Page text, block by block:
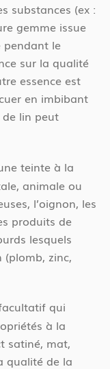
substances (ex :
gemme issue
pendant le
sur la qualité
essence est
en imbibant
de lin peut
teinte à la
animale ou
l’oignon, les
produits de
lesquels
(plomb, zinc,
qui
à la
satiné, mat,
qualité de la